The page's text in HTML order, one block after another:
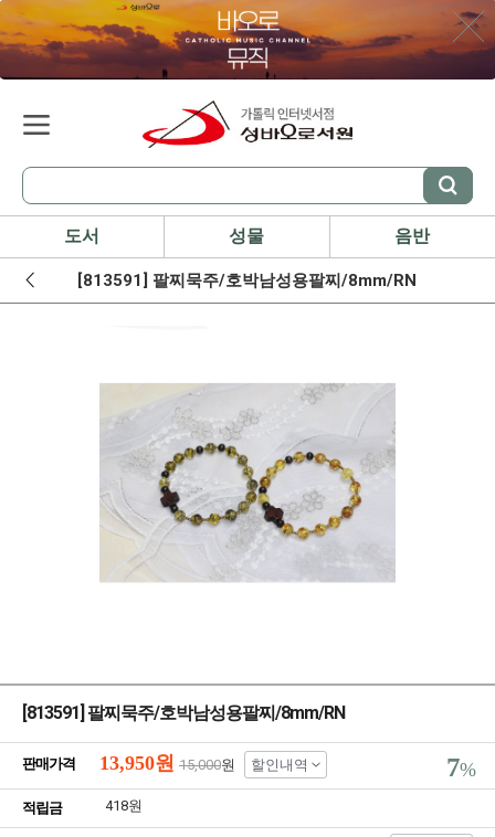
도서 성물 음반
[813591] 팔찌묵주/호박남성용팔찌/8mm/RN
[813591] 팔찌묵주/호박남성용팔찌/8mm/RN
판매가격 13,950원 15,000원 할인내역 7%
적립금 418원